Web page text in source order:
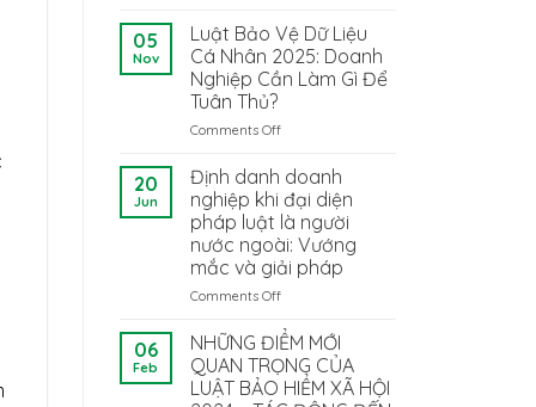
TƯ
08/2026/TT-
BNV:
BƯỚC
MỚI
TRIỂN
KHAI
HỢP
ĐỒNG
LAO
ĐỘNG
ĐIỆN
TẠI
VIỆT
NAM
05
Nov
Luật Bảo Vệ Dữ Liệu
Cá Nhân 2025: Doanh
Nghiệp Cần Làm Gì Để
Tuân Thủ?
Comments Offon
Bảo
Vệ
Dữ
Liệu
Cá
Nhân
2025:
Nghiệp
Cần
Làm
Gì
20
Jun
Định danh doanh
nghiệp khi đại diện
pháp luật là người
nước ngoài: Vướng
mắc và giải pháp
Comments Offon
danh
doanh
nghiệp
khi
06
Feb
NHỮNG ĐIỂM MỚI
QUAN TRỌNG CỦA
LUẬT BẢO HIỂM XÃ HỘI